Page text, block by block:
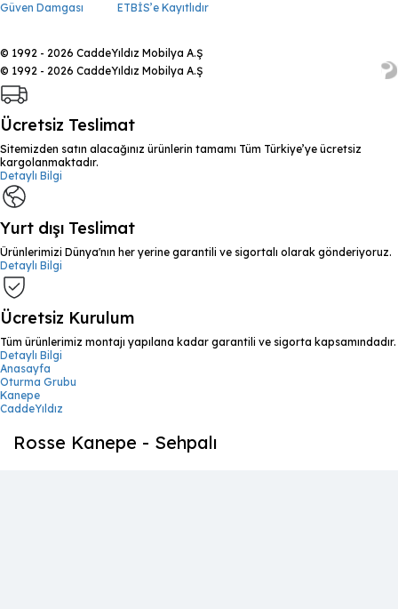
Güven Damgası ETBİS’e Kayıtlıdır
© 1992 - 2026 CaddeYıldız Mobilya A.Ş
© 1992 - 2026 CaddeYıldız Mobilya A.Ş
Ücretsiz Teslimat
Sitemizden satın alacağınız ürünlerin tamamı Tüm Türkiye’ye ücretsiz
kargolanmaktadır.
Detaylı Bilgi
Yurt dışı Teslimat
Ürünlerimizi Dünya'nın her yerine garantili ve sigortalı olarak gönderiyoruz.
Detaylı Bilgi
Ücretsiz Kurulum
Tüm ürünlerimiz montajı yapılana kadar garantili ve sigorta kapsamındadır.
Detaylı Bilgi
Anasayfa
Oturma Grubu
Kanepe
CaddeYıldız
Rosse Kanepe - Sehpalı